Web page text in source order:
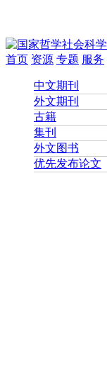
首页 资源 专题 服务
中文期刊
外文期刊
古籍
集刊
外文图书
优先发布论文